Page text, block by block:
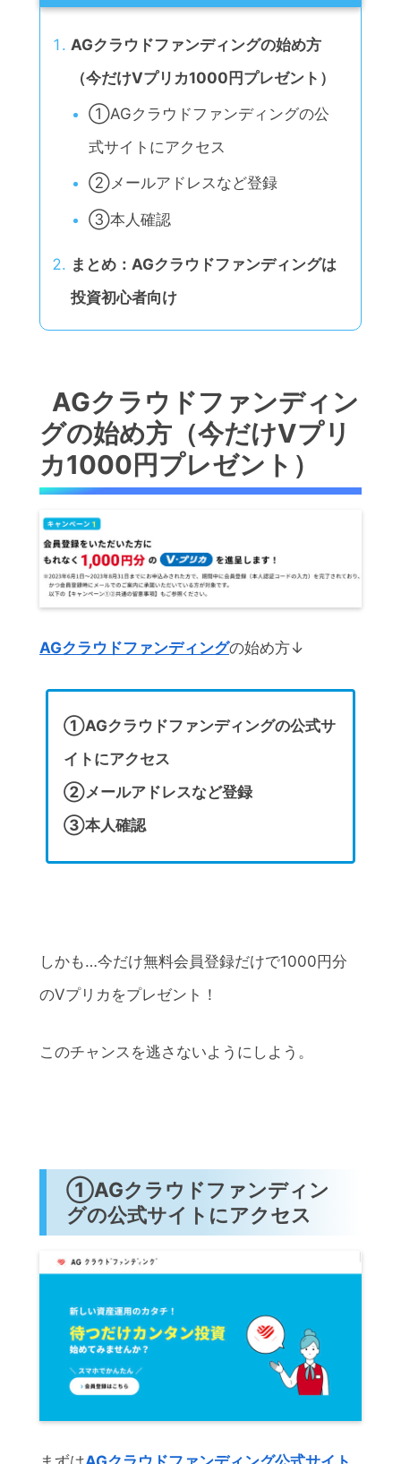
AGクラウドファンディングの始め方
（今だけVプリカ1000円プレゼント）
①AGクラウドファンディングの公
式サイトにアクセス
②メールアドレスなど登録
③本人確認
まとめ：AGクラウドファンディングは
投資初心者向け
AGクラウドファンディン
グの始め方（今だけVプリ
カ1000円プレゼント）
AGクラウドファンディングの始め方↓
①AGクラウドファンディングの公式サ
イトにアクセス
②メールアドレスなど登録
③本人確認
しかも…今だけ無料会員登録だけで1000円分
のVプリカをプレゼント！
このチャンスを逃さないようにしよう。
①AGクラウドファンディン
グの公式サイトにアクセス